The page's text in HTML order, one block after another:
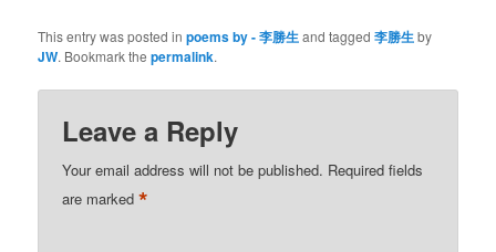
This entry was posted inpoems by - 李勝生and tagged李勝生by
JW. Bookmark thepermalink.
Leave a Reply
Your email address will not be published. Required fields
are marked*